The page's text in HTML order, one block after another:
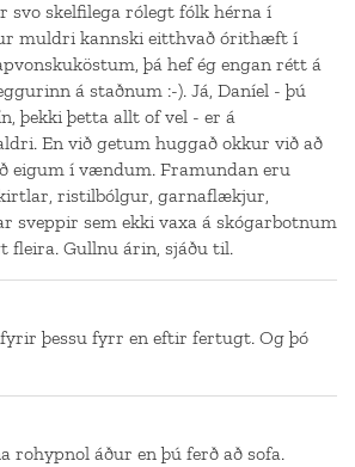
svo skelfilega rólegt fólk hérna í
muldri kannski eitthvað órithæft í
þá hef ég engan rétt á
á staðnum :-). Já, Daníel - þú
þekki þetta allt of vel - er á
En við getum huggað okkur við að
eigum í vændum. Framundan eru
ristilbólgur, garnaflækjur,
sveppir sem ekki vaxa á skógarbotnum
fleira. Gullnu árin, sjáðu til.
þessu fyrr en eftir fertugt. Og þó
rohypnol áður en þú ferð að sofa.